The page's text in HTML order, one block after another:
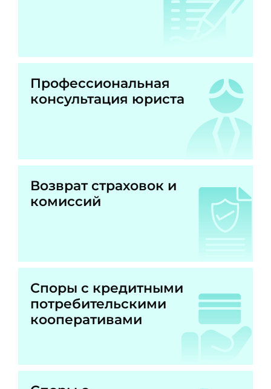
Профессиональная
консультация юриста
Возврат страховок и
комиссий
Споры с кредитными
потребительскими
кооперативами